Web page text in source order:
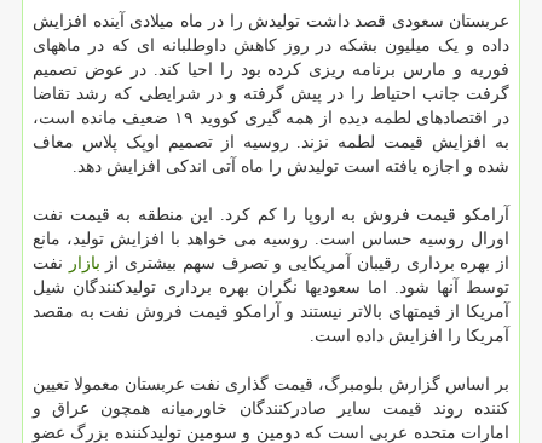
عربستان سعودی قصد داشت تولیدش را در ماه میلادی آینده افزایش
داده و یک میلیون بشکه در روز کاهش داوطلبانه ای که در ماههای
فوریه و مارس برنامه ریزی کرده بود را احیا کند. در عوض تصمیم
گرفت جانب احتیاط را در پیش گرفته و در شرایطی که رشد تقاضا
در اقتصادهای لطمه دیده از همه گیری کووید ۱۹ ضعیف مانده است،
به افزایش قیمت لطمه نزند. روسیه از تصمیم اوپک پلاس معاف
شده و اجازه یافته است تولیدش را ماه آتی اندکی افزایش دهد.
آرامکو قیمت فروش به اروپا را کم کرد. این منطقه به قیمت نفت
اورال روسیه حساس است. روسیه می خواهد با افزایش تولید، مانع
از بهره برداری رقیبان آمریکایی و تصرف سهم بیشتری از بازار
نفت
توسط آنها شود. اما سعودیها نگران بهره برداری تولیدکنندگان شیل
آمریکا از قیمتهای بالاتر نیستند و آرامکو قیمت فروش نفت به مقصد
آمریکا را افزایش داده است.
بر اساس گزارش بلومبرگ، قیمت گذاری نفت عربستان معمولا تعیین
کننده روند قیمت سایر صادرکنندگان خاورمیانه همچون عراق و
امارات متحده عربی است که دومین و سومین تولیدکننده بزرگ عضو